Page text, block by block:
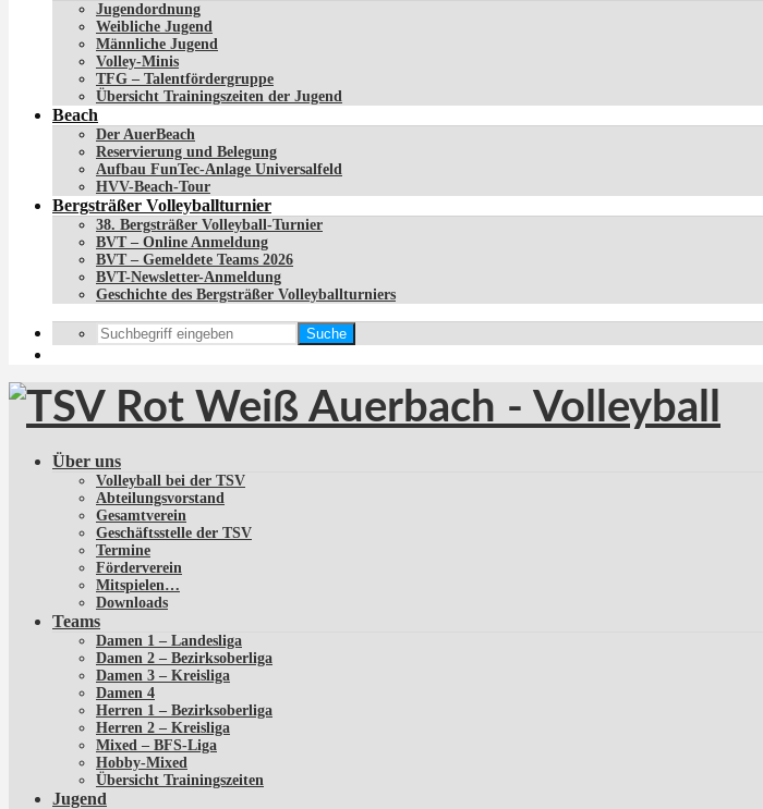
Jugendordnung
Weibliche Jugend
Männliche Jugend
Volley-Minis
TFG – Talentfördergruppe
Übersicht Trainingszeiten der Jugend
Beach
Der AuerBeach
Reservierung und Belegung
Aufbau FunTec-Anlage Universalfeld
HVV-Beach-Tour
Bergsträßer Volleyballturnier
38. Bergsträßer Volleyball-Turnier
BVT – Online Anmeldung
BVT – Gemeldete Teams 2026
BVT-Newsletter-Anmeldung
Geschichte des Bergsträßer Volleyballturniers
Suche
Über uns
Volleyball bei der TSV
Abteilungsvorstand
Gesamtverein
Geschäftsstelle der TSV
Termine
Förderverein
Mitspielen…
Downloads
Teams
Damen 1 – Landesliga
Damen 2 – Bezirksoberliga
Damen 3 – Kreisliga
Damen 4
Herren 1 – Bezirksoberliga
Herren 2 – Kreisliga
Mixed – BFS-Liga
Hobby-Mixed
Übersicht Trainingszeiten
Jugend